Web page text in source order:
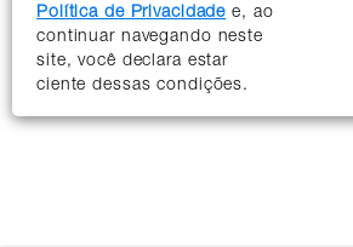
Política de Privacidade e, ao
continuar navegando neste
site, você declara estar
ciente dessas condições.